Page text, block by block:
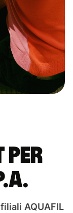
per
AQUAFIL